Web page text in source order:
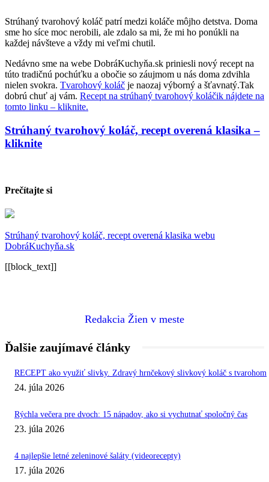
Strúhaný tvarohový koláč patrí medzi koláče môjho detstva. Doma
sme ho síce moc nerobili, ale zdalo sa mi, že mi ho ponúkli na
každej návšteve a vždy mi veľmi chutil.
Nedávno sme na webe DobráKuchyňa.sk priniesli nový recept na
túto tradičnú pochúťku a obočie so záujmom u nás doma zdvihla
nielen svokra. Tvarohový koláč je naozaj výborný a šťavnatý.Tak
dobrú chuť aj vám. Recept na strúhaný tvarohový koláčik nájdete na
tomto linku – kliknite.
Strúhaný tvarohový koláč, recept overená klasika –
kliknite
Prečítajte si
Strúhaný tvarohový koláč, recept overená klasika webu
DobráKuchyňa.sk
[[block_text]]
Redakcia Žien v meste
Ďalšie zaujímavé články
RECEPT ako využiť slivky. Zdravý hrnčekový slivkový koláč s tvarohom
24. júla 2026
Rýchla večera pre dvoch: 15 nápadov, ako si vychutnať spoločný čas
23. júla 2026
4 najlepšie letné zeleninové šaláty (videorecepty)
17. júla 2026